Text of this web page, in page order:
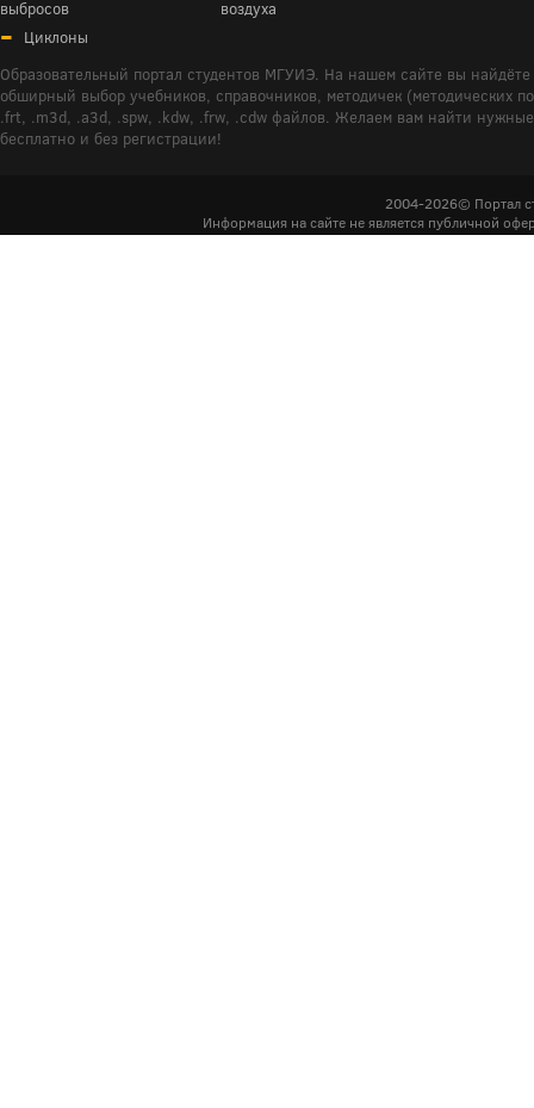
выбросов
воздуха
Циклоны
Образовательный портал студентов МГУИЭ. На нашем сайте вы
обширный выбор учебников, справочников, методичек (методических
.frt, .m3d, .a3d, .spw, .kdw, .frw, .cdw файлов. Желаем вам найти
бесплатно и без регистрации!
2004-2026© Портал
Информация на сайте не является публичной